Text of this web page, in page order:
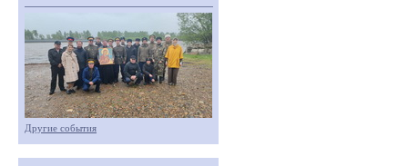
Другие события